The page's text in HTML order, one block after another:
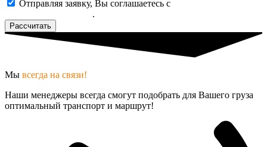
Отправляя заявку, Вы соглашаетесь с
.
Рассчитать
Мы всегда на связи!
Наши менеджеры всегда смогут подобрать для Вашего груза
оптимальный транспорт и маршрут!